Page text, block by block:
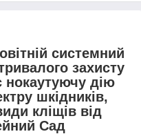
системний
захисту
нокаутуючу дію
шкідників,
кліщів від
Сад